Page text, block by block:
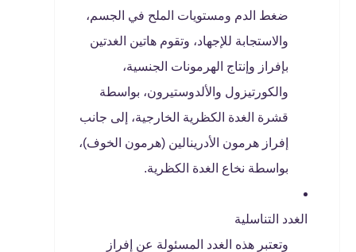
ضغط الدم ومستويات الملح في الجسم،
والاستجابة للإجهاد، وتقوم هاتين الغدتين
بإفراز وإنتاج الهرمونات الجنسية،
والكورتيزول والألدوستيرون، بواسطة
قشرة الغدة الكظرية الخارجية، إلى جانب
إفراز هرمون الأدرينالين (هرمون الخوف)،
بواسطة نخاع الغدة الكظرية.
الغدد التناسلية
وتعتبر هذه الغدد المسئولة عن إفراز